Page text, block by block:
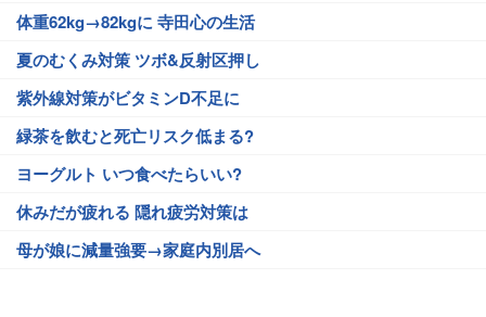
体重62kg→82kgに 寺田心の生活
夏のむくみ対策 ツボ&反射区押し
紫外線対策がビタミンD不足に
緑茶を飲むと死亡リスク低まる?
ヨーグルト いつ食べたらいい?
休みだが疲れる 隠れ疲労対策は
母が娘に減量強要→家庭内別居へ